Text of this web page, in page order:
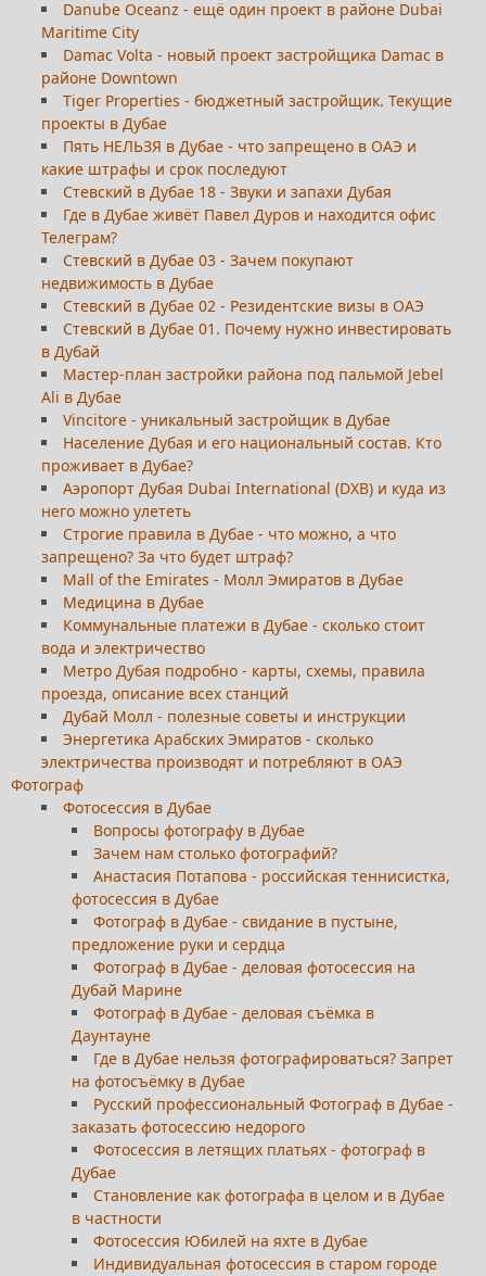
Danube Oceanz - ещё один проект в районе Dubai
Maritime City
Damac Volta - новый проект застройщика Damac в
районе Downtown
Tiger Properties - бюджетный застройщик. Текущие
проекты в Дубае
Пять НЕЛЬЗЯ в Дубае - что запрещено в ОАЭ и
какие штрафы и срок последуют
Стевский в Дубае 18 - Звуки и запахи Дубая
Где в Дубае живёт Павел Дуров и находится офис
Телеграм?
Стевский в Дубае 03 - Зачем покупают
недвижимость в Дубае
Стевский в Дубае 02 - Резидентские визы в ОАЭ
Стевский в Дубае 01. Почему нужно инвестировать
в Дубай
Мастер-план застройки района под пальмой Jebel
Ali в Дубае
Vincitore - уникальный застройщик в Дубае
Население Дубая и его национальный состав. Кто
проживает в Дубае?
Аэропорт Дубая Dubai International (DXB) и куда из
него можно улететь
Строгие правила в Дубае - что можно, а что
запрещено? За что будет штраф?
Mall of the Emirates - Молл Эмиратов в Дубае
Медицина в Дубае
Коммунальные платежи в Дубае - сколько стоит
вода и электричество
Метро Дубая подробно - карты, схемы, правила
проезда, описание всех станций
Дубай Молл - полезные советы и инструкции
Энергетика Арабских Эмиратов - сколько
электричества производят и потребляют в ОАЭ
Фотограф
Фотосессия в Дубае
Вопросы фотографу в Дубае
Зачем нам столько фотографий?
Анастасия Потапова - российская теннисистка,
фотосессия в Дубае
Фотограф в Дубае - свидание в пустыне,
предложение руки и сердца
Фотограф в Дубае - деловая фотосессия на
Дубай Марине
Фотограф в Дубае - деловая съёмка в
Даунтауне
Где в Дубае нельзя фотографироваться? Запрет
на фотосъёмку в Дубае
Русский профессиональный Фотограф в Дубае -
заказать фотосессию недорого
Фотосессия в летящих платьях - фотограф в
Дубае
Становление как фотографа в целом и в Дубае
в частности
Фотосессия Юбилей на яхте в Дубае
Индивидуальная фотосессия в старом городе